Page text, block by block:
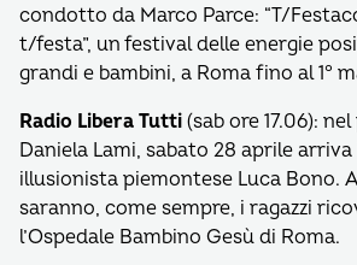
condotto da Marco Parce: “T/
t/festa”, un festival delle energie
grandi e bambini, a Roma fino al 1°
Radio Libera Tutti (sab ore 17.06):
Daniela Lami, sabato 28 aprile arriva
illusionista piemontese Luca Bono.
saranno, come sempre, i ragazzi
l’Ospedale Bambino Gesù di Roma.